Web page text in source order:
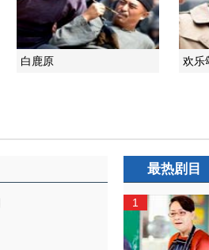
白鹿原 欢乐
最热剧目
1